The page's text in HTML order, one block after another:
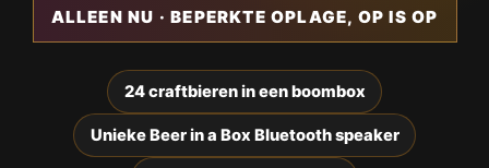
ALLEEN NU · BEPERKTE OPLAGE, OP IS OP
24 craftbieren in een boombox
Unieke Beer in a Box Bluetooth speaker